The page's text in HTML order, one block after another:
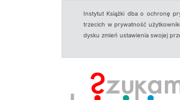
Instytut Książki dba o ochronę
trzecich w prywatność
dysku zmień ustawienia swojej